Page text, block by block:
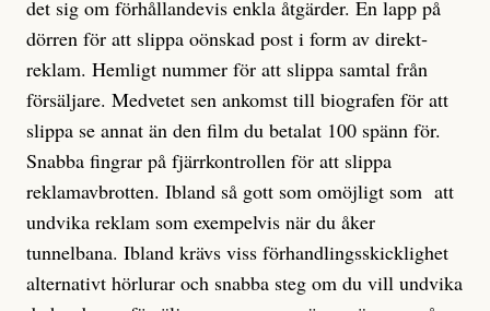
det sig om förhållandevis enkla åtgärder. En lapp på
dörren för att slippa oönskad post i form av direkt­
reklam. Hemligt nummer för att slippa samtal från
försäljare. Medvetet sen ankomst till biografen för att
slippa se annat än den film du betalat 100 spänn för.
Snabba fingrar på fjärrkontrollen för att slippa
reklamavbrotten. Ibland så gott som omöjligt som att
undvika rek­lam som exempelvis när du åker
tunnelbana. Ibland krävs viss förhandlings­skicklighet
alternativt hörlurar och snabba steg om du vill undvika